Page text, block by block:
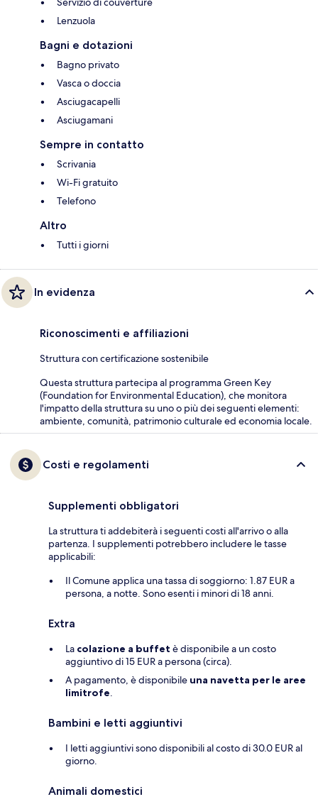
Lenzuola
Bagni e dotazioni
Bagno privato
Vasca o doccia
Asciugacapelli
Asciugamani
Sempre in contatto
Scrivania
Wi-Fi gratuito
Telefono
Altro
Tutti i giorni
In evidenza
Riconoscimenti e affiliazioni
Struttura con certificazione sostenibile
Questa struttura partecipa al programma Green Key
(Foundation for Environmental Education), che monitora
l'impatto della struttura su uno o più dei seguenti elementi:
ambiente, comunità, patrimonio culturale ed economia locale.
Costi e regolamenti
Supplementi obbligatori
La struttura ti addebiterà i seguenti costi all'arrivo o alla
partenza. I supplementi potrebbero includere le tasse
applicabili:
Il Comune applica una tassa di soggiorno: 1.87 EUR a
persona, a notte. Sono esenti i minori di 18 anni.
Extra
La colazione a buffet è disponibile a un costo
aggiuntivo di 15 EUR a persona (circa).
A pagamento, è disponibile una navetta per le aree
limitrofe.
Bambini e letti aggiuntivi
I letti aggiuntivi sono disponibili al costo di 30.0 EUR al
giorno.
Animali domestici